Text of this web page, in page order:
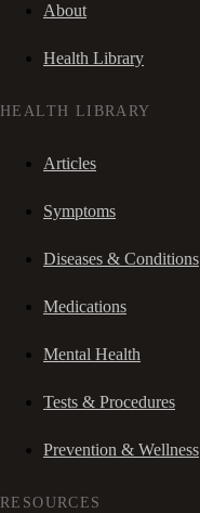
About
Health Library
HEALTH LIBRARY
Articles
Symptoms
Diseases & Conditions
Medications
Mental Health
Tests & Procedures
Prevention & Wellness
RESOURCES